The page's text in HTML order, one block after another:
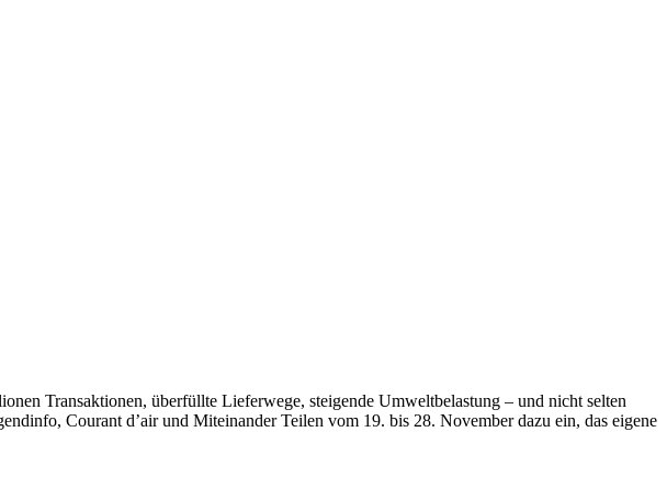
Transaktionen, überfüllte Lieferwege, steigende Umweltbelastung – und nicht selten
Courant d’air und Miteinander Teilen vom 19. bis 28. November dazu ein, das eigene